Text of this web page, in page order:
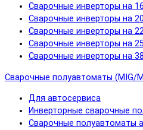
Сварочные инверторы на
Сварочные инверторы на
Сварочные инверторы на
Сварочные инверторы на
Сварочные инверторы на
Сварочные полуавтоматы (MIG/
Для автосервиса
Инверторные сварочные
Сварочные полуавтоматы